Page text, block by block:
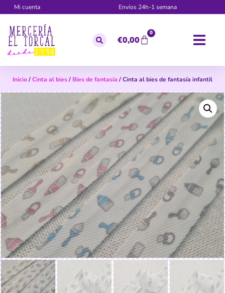
Mi cuenta Envíos 24h-1 semana
€0,00
0
Inicio/Cinta al bies/ Bies de fantasía / Cinta al bies de fantasía infantil